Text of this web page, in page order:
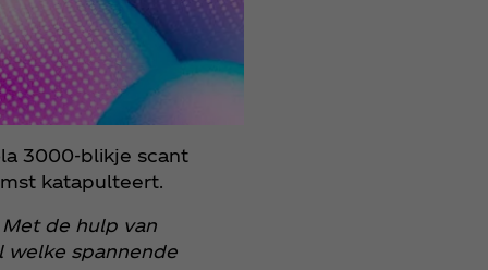
3000-blikje scant
katapulteert.
Met de hulp van
welke spannende